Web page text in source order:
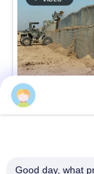
Barrière
Good day, what